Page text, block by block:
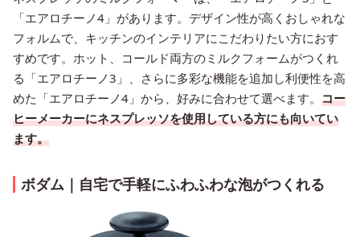
「エアロチーノ4」があります。デザイン性が高くおしゃれな
フォルムで、キッチンのインテリアにこだわりたい方におす
すめです。ホット、コールド両方のミルクフォームがつくれ
る「エアロチーノ3」、さらに多彩な機能を追加し利便性を高
めた「エアロチーノ4」から、好みに合わせて選べます。 コー
ヒーメーカーにネスプレッソを使用している方にも向いてい
ます。
ボダム｜自宅で手軽にふわふわな泡がつくれる